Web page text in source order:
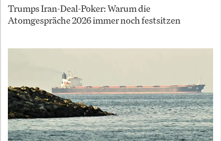
Trumps Iran-Deal-Poker: Warum die
Atomgespräche 2026 immer noch festsitzen